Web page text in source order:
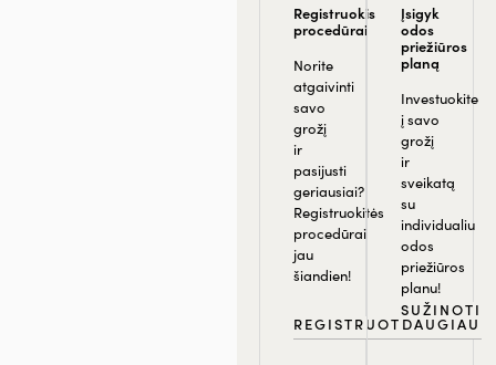
Registruokis
procedūrai
Norite
atgaivinti
savo
grožį
ir
pasijusti
geriausiai?
Registruokitės
procedūrai
jau
šiandien!
REGISTRUOTIS
Įsigyk
odos
priežiūros
planą
Investuokite
į savo
grožį
ir
sveikatą
su
individualiu
odos
priežiūros
planu!
SUŽINOTI
DAUGIAU